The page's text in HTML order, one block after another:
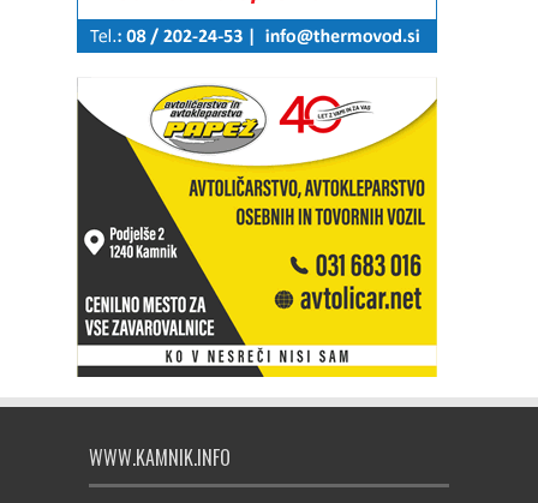
WWW.KAMNIK.INFO